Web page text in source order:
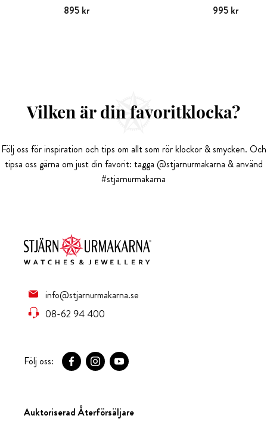
Pris:895 kr
895 kr Pris:995 kr
995 kr
Vilken är din favoritklocka?
Följ oss för inspiration och tips om allt som rör klockor & smycken. Och
tipsa oss gärna om just din favorit: tagga @stjarnurmakarna & använd
#stjarnurmakarna
info@stjarnurmakarna.se
08-62 94 400
Följ oss:
Auktoriserad Återförsäljare